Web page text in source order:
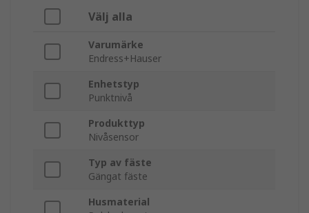
Välj alla
Varumärke
Endress+Hauser
Enhetstyp
Punktnivå
Produkttyp
Nivåsensor
Typ av fäste
Gängat fäste
Husmaterial